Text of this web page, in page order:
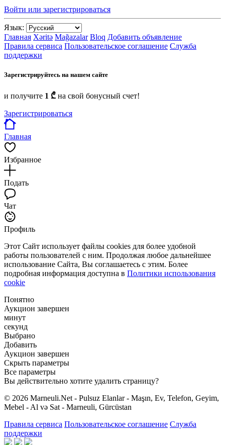
Войти или зарегистрироваться
Язык:
Главная Xəritə Mağazalar Bloq Добавить объявление
Правила сервиса Пользовательское соглашение Служба
поддержки
Зарегистрируйтесь на нашем сайте
и получите 1 ₾ на свой бонусный счет!
Зарегистрироваться
Главная
Избранное
Подать
Чат
Профиль
Этот Сайт использует файлы cookies для более удобной
работы пользователей с ним. Продолжая любое дальнейшее
использование Сайта, Вы соглашаетесь с этим. Более
подробная информация доступна в Политики использования
cookie
Понятно
Аукцион завершен
минут
секунд
Выбрано
Добавить
Аукцион завершен
Скрыть параметры
Все параметры
Вы действительно хотите удалить страницу?
© 2026 Marneuli.Net - Pulsuz Elanlar - Maşın, Ev, Telefon, Geyim,
Mebel - Al və Sat - Marneuli, Gürcüstan
Правила сервиса Пользовательское соглашение Служба
поддержки